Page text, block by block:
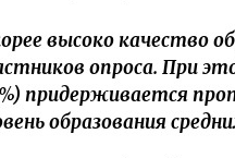
высоко качество
опроса. При
придерживается
образования